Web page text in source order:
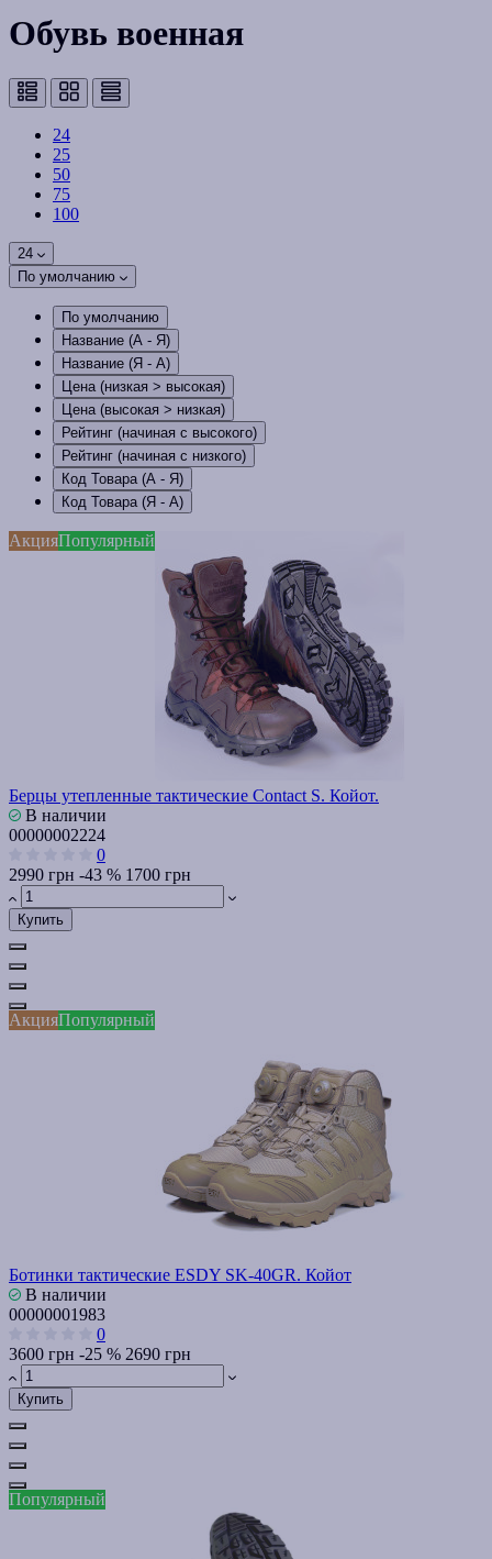
Обувь военная
24
25
50
75
100
24
По умолчанию
По умолчанию
Название (А - Я)
Название (Я - А)
Цена (низкая > высокая)
Цена (высокая > низкая)
Рейтинг (начиная с высокого)
Рейтинг (начиная с низкого)
Код Товара (А - Я)
Код Товара (Я - А)
АкцияПопулярный
Берцы утепленные тактические Contact S. Койот.
В наличии
00000002224
0
2990 грн -43 % 1700 грн
Купить
АкцияПопулярный
Ботинки тактические ESDY SK-40GR. Койот
В наличии
00000001983
0
3600 грн -25 % 2690 грн
Купить
Популярный